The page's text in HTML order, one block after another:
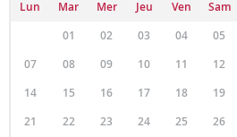
Lun Mar Mer Jeu Ven Sam
01
02 03 04 05
07
08 09 10 11 12
14
15 16 17 18 19
21
22 23 24 25 26